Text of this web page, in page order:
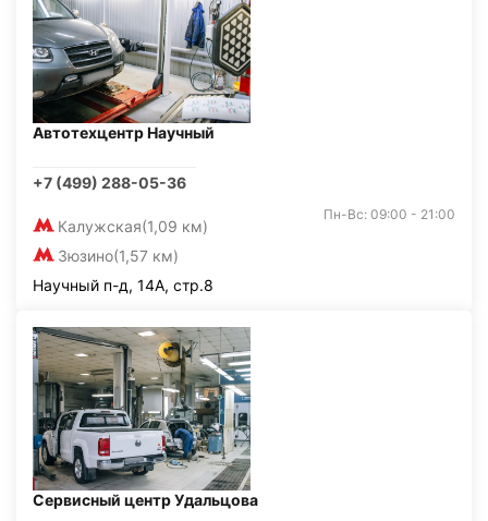
Автотехцентр Научный
+7 (499) 288-05-36
Калужская(1,09 км)
Зюзино(1,57 км)
Пн-Вс: 09:00 - 21:00
Научный п-д, 14А, стр.8
Сервисный центр Удальцова